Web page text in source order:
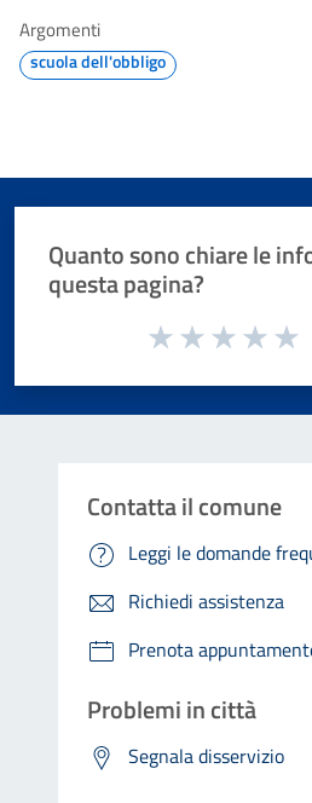
Argomenti
scuola dell'obbligo
Quanto sono chiare le
questa pagina?
Valuta da 1 a 5 stelle la pagina
Contatta il comune
Leggi le domande
Richiedi assistenza
Prenota
Problemi in città
Segnala disservizio